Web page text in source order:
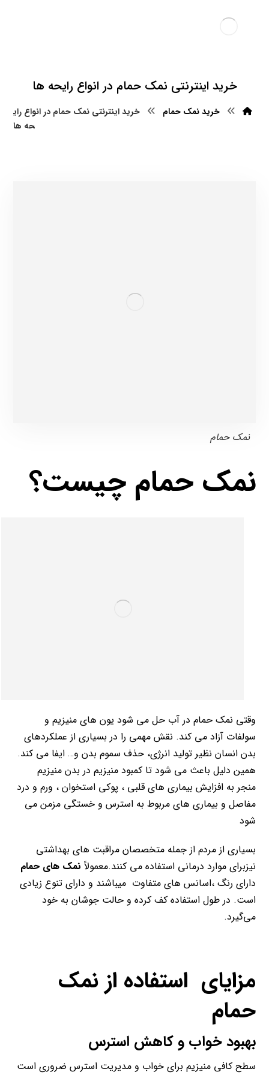
خرید اینترنتی نمک حمام در انواع رایحه ها
خرید نمک حمام
خرید اینترنتی نمک حمام در انواع رای
حه ها
نمک حمام
نمک حمام چیست؟
وقتی نمک حمام در آب حل می شود یون های منیزیم و
سولفات آزاد می کند. نقش مهمی را در بسیاری از عملکردهای
بدن انسان نظیر تولید انرژی، حذف سموم بدن و… ایفا می کند.
همین دلیل باعث می شود تا کمبود منیزیم در بدن منیزیم
منجر به افزایش بیماری های قلبی ، پوکی استخوان ، ورم و درد
مفاصل و بیماری های مربوط به استرس و خستگی مزمن می
شود
بسیاری از مردم از جمله متخصصان مراقبت های بهداشتی
نیزبرای موارد درمانی استفاده می کنند.معمولاً نمک های حمام
دارای رنگ ،اسانس های متفاوت میباشند و دارای تنوع زیادی
است. در طول استفاده کف کرده و حالت جوشان به خود
می‌گیرد.
مزایای استفاده از نمک
حمام
بهبود خواب و کاهش استرس
سطح کافی منیزیم برای خواب و مدیریت استرس ضروری است